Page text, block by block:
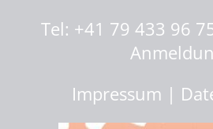
Tel: +41 79 433 96
Impressum |